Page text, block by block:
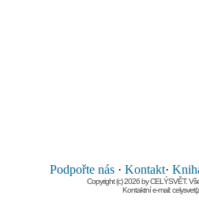
Podpořte nás · Kontakt·
Copyright (c) 2026 by CELÝSVĚT.
Kontaktní e-mail: